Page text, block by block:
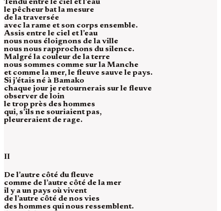
Tendu entre le ciel et l’eau
le pêcheur bat la mesure
de la traversée
avec la rame et son corps ensemble.
Assis entre le ciel et l’eau
nous nous éloignons de la ville
nous nous rapprochons du silence.
Malgré la couleur de la terre
nous sommes comme sur la Manche
et comme la mer, le fleuve sauve le pays.
Si j’étais né à Bamako
chaque jour je retournerais sur le fleuve
observer de loin
le trop près des hommes
qui, s’ils ne souriaient pas,
pleureraient de rage.
II
De l’autre côté du fleuve
comme de l’autre côté de la mer
il y a un pays où vivent
de l’autre côté de nos vies
des hommes qui nous ressemblent.